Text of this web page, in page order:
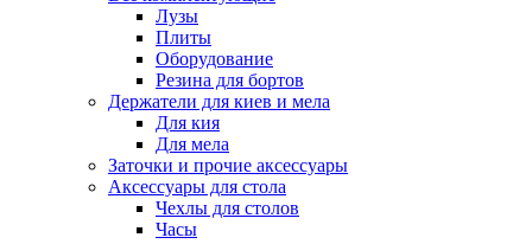
Лузы
Плиты
Оборудование
Резина для бортов
Держатели для киев и мела
Для кия
Для мела
Заточки и прочие аксессуары
Аксессуары для стола
Чехлы для столов
Часы